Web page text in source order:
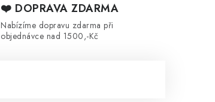
❤️ DOPRAVA ZDARMA
Nabízíme dopravu zdarma při
objednávce nad 1500,-Kč